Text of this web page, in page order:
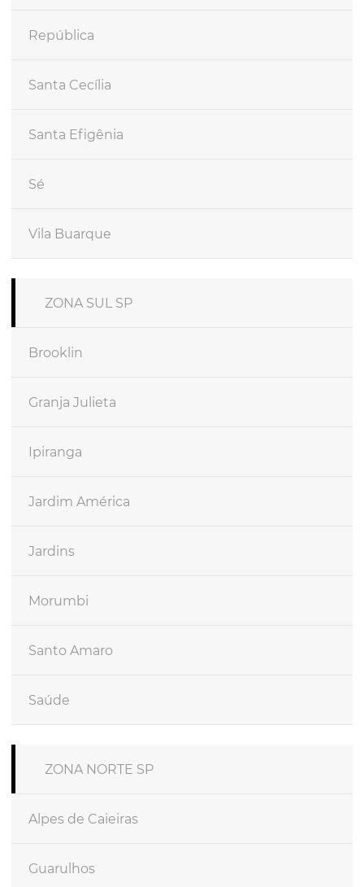
República
Santa Cecília
Santa Efigênia
Sé
Vila Buarque
ZONA SUL SP
Brooklin
Granja Julieta
Ipiranga
Jardim América
Jardins
Morumbi
Santo Amaro
Saúde
ZONA NORTE SP
Alpes de Caieiras
Guarulhos